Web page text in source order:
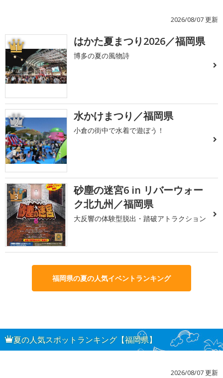
2026/08/07 更新
1 はかた夏まつり2026／福岡県
博多の夏の風物詩
2 水かけまつり／福岡県
小倉の街中で水着で遊ぼう！
3
砂塵の迷宮6 in リバーウォー
ク北九州／福岡県
大反響の体験型脱出・踏破アトラクション
福岡県の夏の人気イベントランキング
夏の人気スポットランキング【福岡県】
2026/08/07 更新